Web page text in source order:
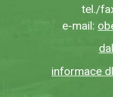
tel./
e-mail:
informace